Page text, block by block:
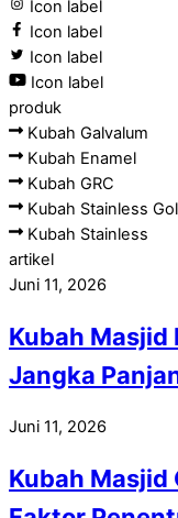
Icon label
Icon label
Icon label
Icon label
produk
Kubah Galvalum
Kubah Enamel
Kubah GRC
Kubah Stainless
Kubah Stainless
artikel
Juni 11, 2026
Kubah
Jangka
Juni 11, 2026
Kubah Masjid